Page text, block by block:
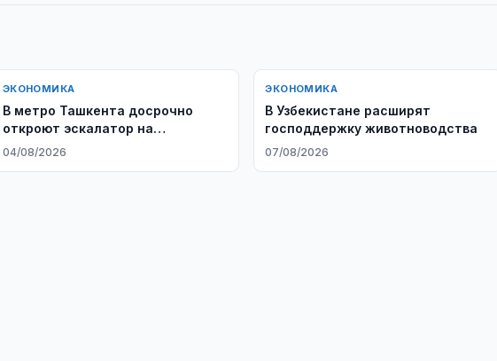
ЭКОНОМИКА
В метро Ташкента досрочно
откроют эскалатор на
«Пахтакоре»
04/08/2026
ЭКОНОМИКА
В Узбекистане расширят
господдержку животноводства
07/08/2026